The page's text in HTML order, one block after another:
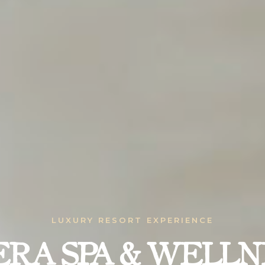
LUXURY RESORT EXPERIENCE
SPA &